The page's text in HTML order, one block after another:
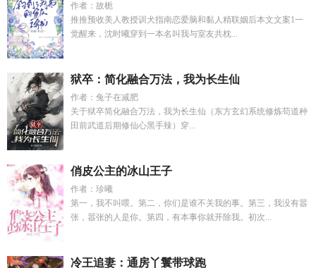
作者：故栀
推推预收美人教授训犬指南恋爱脑和黏人精联姻后本文文案1一
觉醒来，沈时曦穿到一本名叫我与室友共枕...
狱卒：简化融合万法，我为长生仙
作者：兔子在减肥
关于狱卒简化融合万法，我为长生仙（东方玄幻系统修炼苟道种
田前武道后期修仙心黑手辣）穿...
俏皮公主的冰山王子
作者：珍曦
第一，我不叫喂。第二，你们是谁不关我的事。第三，我没有嚣
张，嚣张的人是你。第四，有本事你就开除我。初次...
冷王追妻：通房丫鬟带球跑